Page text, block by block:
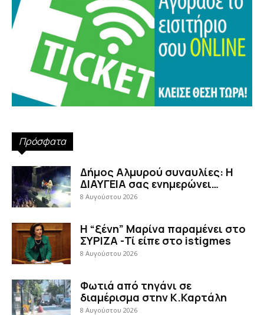
Πρόσφατα
Δήμος Αλμυρού συναυλίες: Η
ΔΙΑΥΓΕΙΑ σας ενημερώνει…
8 Αυγούστου 2026
Η “ξένη” Μαρίνα παραμένει στο
ΣΥΡΙΖΑ -Τί είπε στο istigmes
8 Αυγούστου 2026
Φωτιά από τηγάνι σε
διαμέρισμα στην Κ.Καρτάλη
8 Αυγούστου 2026